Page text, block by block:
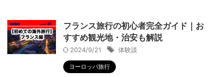
フランス旅行の初心者完全ガイド｜お
すすめ観光地・治安も解説
2024/9/21 体験談
ヨーロッパ旅行